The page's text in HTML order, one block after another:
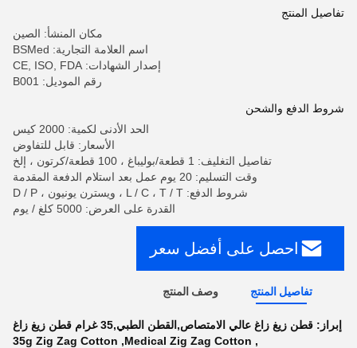
تفاصيل المنتج
مكان المنشأ: الصين
اسم العلامة التجارية: BSMed
إصدار الشهادات: CE, ISO, FDA
رقم الموديل: B001
شروط الدفع والشحن
الحد الأدنى لكمية: 2000 كيس
الأسعار: قابل للتفاوض
تفاصيل التغليف: 1 قطعة/بوليباغ ، 100 قطعة/كرتون ، إلخ
وقت التسليم: 20 يوم عمل بعد استلام الدفعة المقدمة
شروط الدفع: L / C ، T / T ، ويسترن يونيون ، D / P
القدرة على العرض: 5000 كلغ / يوم
احصل على أفضل سعر
تفاصيل المنتج وصف المنتج
إبراز: قطن زيغ زاغ عالي الامتصاص,القطن الطبي,35 غرام قطن زيغ زاغ
,
Medical Zig Zag Cotton
,
35g Zig Zag Cotton